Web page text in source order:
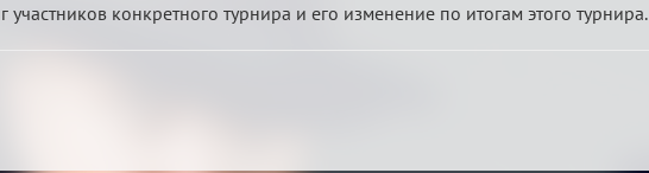
участников конкретного турнира и его изменение по итогам этого турнира.